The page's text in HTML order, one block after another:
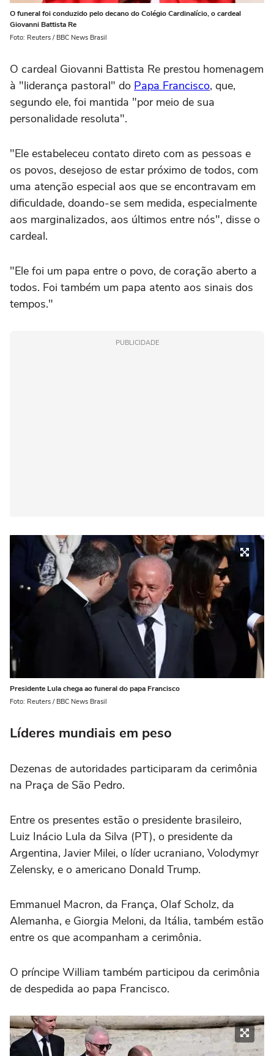
O funeral foi conduzido pelo decano do Colégio Cardinalício, o cardeal
Giovanni Battista Re
Foto: Reuters / BBC News Brasil
O cardeal Giovanni Battista Re prestou homenagem
à "liderança pastoral" do Papa Francisco, que,
segundo ele, foi mantida "por meio de sua
personalidade resoluta".
"Ele estabeleceu contato direto com as pessoas e
os povos, desejoso de estar próximo de todos, com
uma atenção especial aos que se encontravam em
dificuldade, doando-se sem medida, especialmente
aos marginalizados, aos últimos entre nós", disse o
cardeal.
"Ele foi um papa entre o povo, de coração aberto a
todos. Foi também um papa atento aos sinais dos
tempos."
PUBLICIDADE
Presidente Lula chega ao funeral do papa Francisco
Foto: Reuters / BBC News Brasil
Líderes mundiais em peso
Dezenas de autoridades participaram da cerimônia
na Praça de São Pedro.
Entre os presentes estão o presidente brasileiro,
Luiz Inácio Lula da Silva (PT), o presidente da
Argentina, Javier Milei, o líder ucraniano, Volodymyr
Zelensky, e o americano Donald Trump.
Emmanuel Macron, da França, Olaf Scholz, da
Alemanha, e Giorgia Meloni, da Itália, também estão
entre os que acompanham a cerimônia.
O príncipe William também participou da cerimônia
de despedida ao papa Francisco.